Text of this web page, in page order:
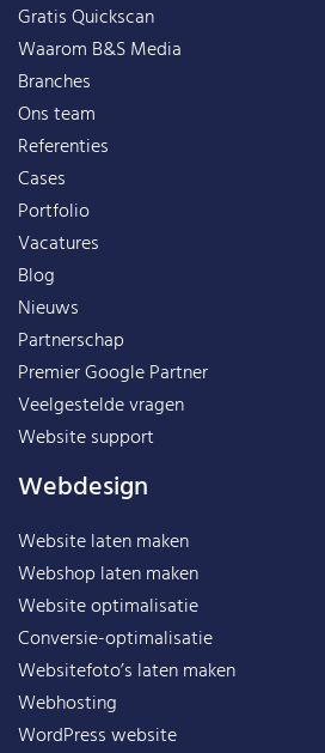
Gratis Quickscan
Waarom B&S Media
Branches
Ons team
Referenties
Cases
Portfolio
Vacatures
Blog
Nieuws
Partnerschap
Premier Google Partner
Veelgestelde vragen
Website support
Webdesign
Website laten maken
Webshop laten maken
Website optimalisatie
Conversie-optimalisatie
Websitefoto’s laten maken
Webhosting
WordPress website